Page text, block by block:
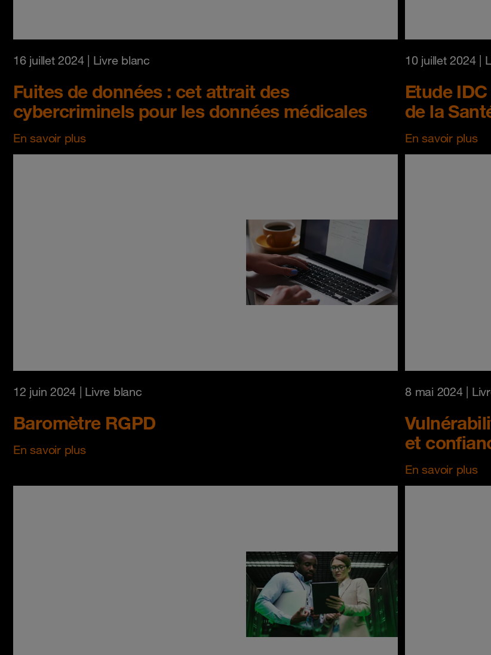
16 juillet 2024| Livre blanc
Fuites de données : cet attrait des
cybercriminels pour les données médicales
En savoir plus
10 juillet 2024|
Etude
de la
En savoir plus
12 juin 2024 | Livre blanc
Baromètre RGPD
En savoir plus
8 mai 2024|
et
En savoir plus